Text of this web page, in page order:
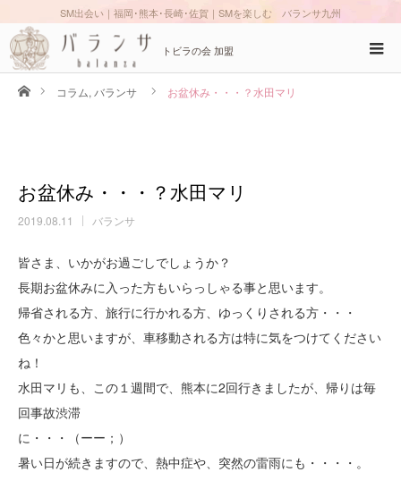
SM出会い｜福岡･熊本･長崎･佐賀｜SMを楽しむ バランサ九州
トビラの会 加盟
ホームコラム, バランサ お盆休み・・・？水田マリ
お盆休み・・・？水田マリ
2019.08.11 バランサ
皆さま、いかがお過ごしでしょうか？
長期お盆休みに入った方もいらっしゃる事と思います。
帰省される方、旅行に行かれる方、ゆっくりされる方・・・
色々かと思いますが、車移動される方は特に気をつけてください
ね！
水田マリも、この１週間で、熊本に2回行きましたが、帰りは毎
回事故渋滞
に・・・（ーー；）
暑い日が続きますので、熱中症や、突然の雷雨にも・・・・。